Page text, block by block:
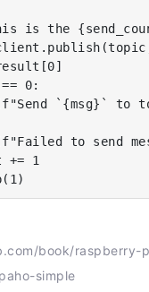
is the
0:
`{msg}` to
to send
+= 1
book/raspberry-
simple